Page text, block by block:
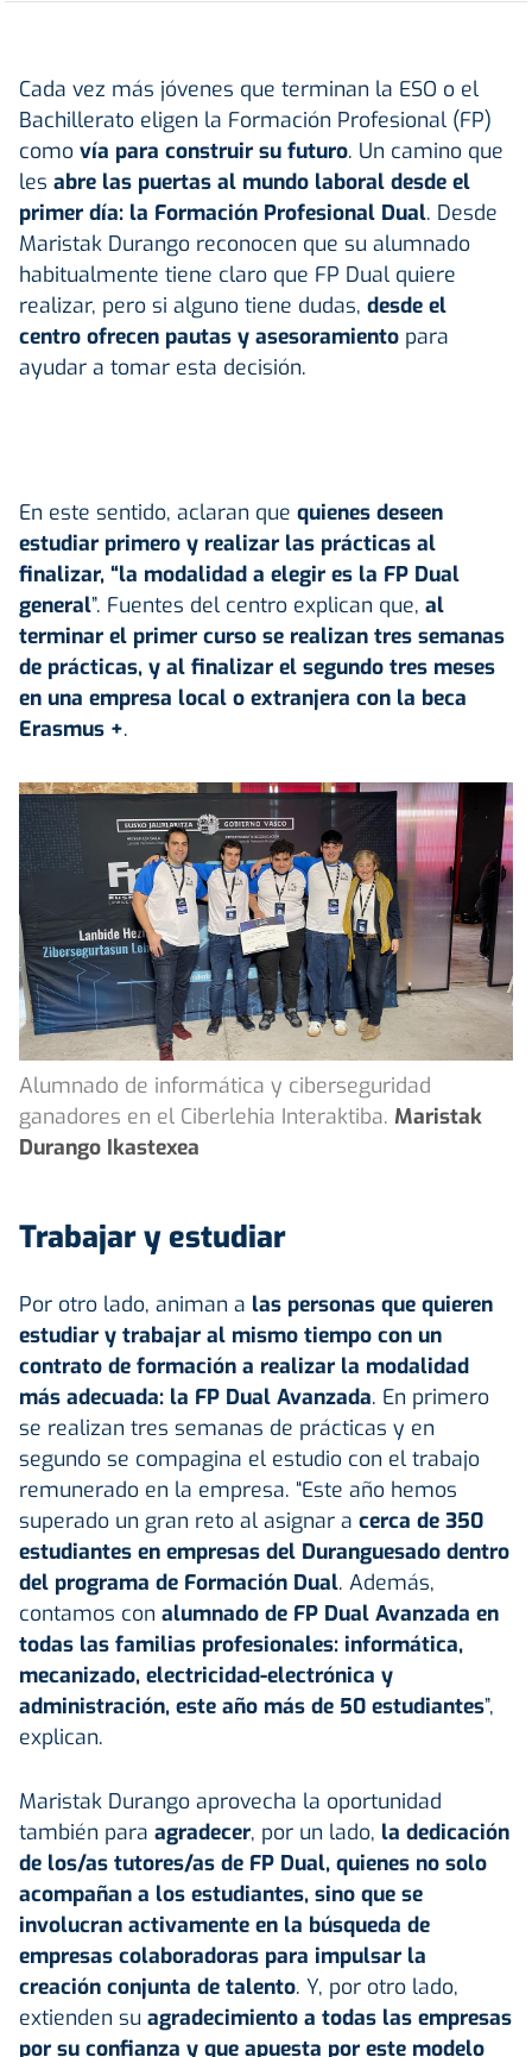
Cada vez más jóvenes que terminan la ESO o el
Bachillerato eligen la Formación Profesional (FP)
como vía para construir su futuro. Un camino que
les abre las puertas al mundo laboral desde el
primer día: la Formación Profesional Dual. Desde
Maristak Durango reconocen que su alumnado
habitualmente tiene claro que FP Dual quiere
realizar, pero si alguno tiene dudas, desde el
centro ofrecen pautas y asesoramiento para
ayudar a tomar esta decisión.
En este sentido, aclaran que quienes deseen
estudiar primero y realizar las prácticas al
finalizar, “la modalidad a elegir es la FP Dual
general”. Fuentes del centro explican que, al
terminar el primer curso se realizan tres semanas
de prácticas, y al finalizar el segundo tres meses
en una empresa local o extranjera con la beca
Erasmus +.
Alumnado de informática y ciberseguridad
ganadores en el Ciberlehia Interaktiba. Maristak
Durango Ikastexea
Trabajar y estudiar
Por otro lado, animan a las personas que quieren
estudiar y trabajar al mismo tiempo con un
contrato de formación a realizar la modalidad
más adecuada: la FP Dual Avanzada. En primero
se realizan tres semanas de prácticas y en
segundo se compagina el estudio con el trabajo
remunerado en la empresa. “Este año hemos
superado un gran reto al asignar a cerca de 350
estudiantes en empresas del Duranguesado dentro
del programa de Formación Dual. Además,
contamos con alumnado de FP Dual Avanzada en
todas las familias profesionales: informática,
mecanizado, electricidad-electrónica y
administración, este año más de 50 estudiantes”,
explican.
Maristak Durango aprovecha la oportunidad
también para agradecer, por un lado, la dedicación
de los/as tutores/as de FP Dual, quienes no solo
acompañan a los estudiantes, sino que se
involucran activamente en la búsqueda de
empresas colaboradoras para impulsar la
creación conjunta de talento. Y, por otro lado,
extienden su agradecimiento a todas las empresas
por su confianza y que apuesta por este modelo